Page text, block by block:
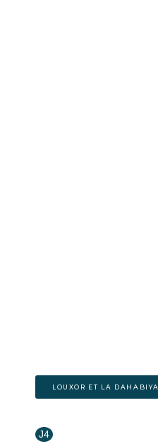
LOUXOR ET LA DAHABIYA
J4